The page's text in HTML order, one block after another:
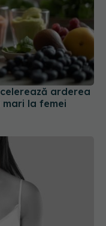
arderea
mari la femei